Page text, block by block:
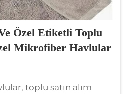
Özel Etiketli Toplu
Mikrofiber Havlular
toplu satın alım